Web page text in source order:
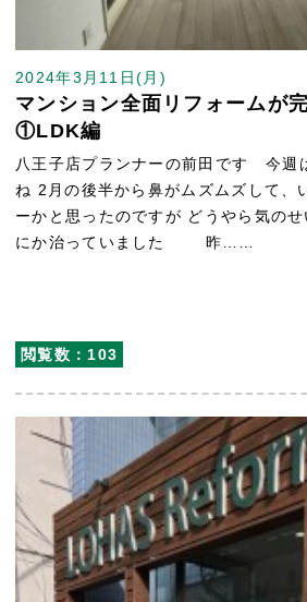
閲覧数：103
2024年3月11日(月)
マンション全面リフォームが
①LDK編
八王子店プランナーの前田です 今週
ね 2月の後半から鼻がムズムズして、
ーかと思ったのですが どうやら気の
にか治っていました 昨……